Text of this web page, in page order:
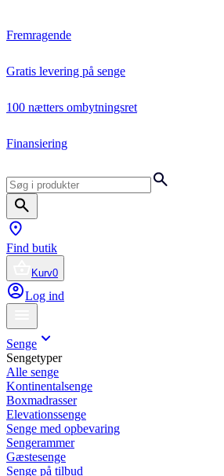
Fremragende
Gratis levering på senge
100 nætters ombytningsret
Finansiering
Find butik
Kurv0
Log ind
Senge
Sengetyper
Alle senge
Kontinentalsenge
Boxmadrasser
Elevationssenge
Senge med opbevaring
Sengerammer
Gæstesenge
Senge på tilbud